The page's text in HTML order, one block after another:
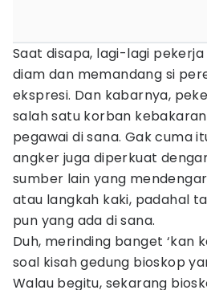
Saat disapa, lagi-lagi
diam dan memandang si
ekspresi. Dan kabarnya,
salah satu korban
pegawai di sana. Gak cuma
angker juga diperkuat
sumber lain yang
atau langkah kaki, padahal
pun yang ada di sana.
Duh, merinding banget ‘kan
soal kisah gedung bioskop
Walau begitu, sekarang